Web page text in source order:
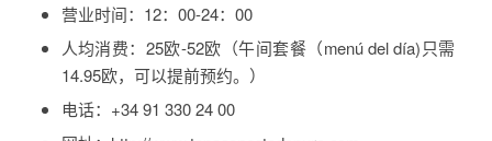
营业时间： 12：00-24：00
人均消费： 25欧-52欧（午间套餐（menú del día)只需
14.95欧，可以提前预约。）
电话： +34 91 330 24 00